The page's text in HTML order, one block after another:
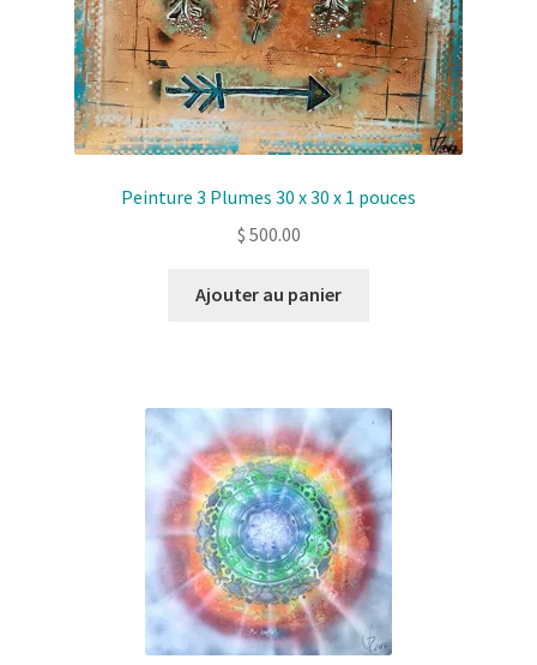
Peinture 3 Plumes 30 x 30 x 1 pouces
$ 500.00
Ajouter au panier